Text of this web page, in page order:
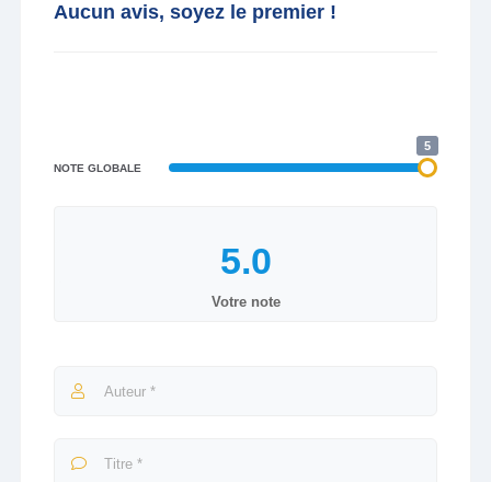
Aucun avis, soyez le premier !
NOTE GLOBALE
5
Votre note